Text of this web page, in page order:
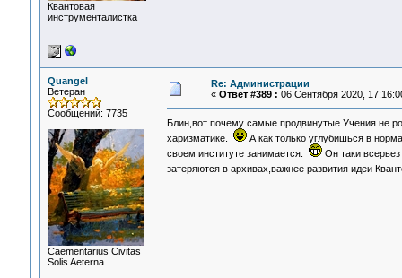
Квантовая
инструменталистка
Quangel
Ветеран
Сообщений: 7735
Сaementarius Civitas
Solis Aeterna
Re: Администрации
« Ответ #389 : 06 Сентября 2020,
Блин,вот почему самые продвинутые Учения не
харизматике.
А как только углубишься в
своем институте занимается.
Он таки всерьез
затеряются в архивах,важнее развития идеи